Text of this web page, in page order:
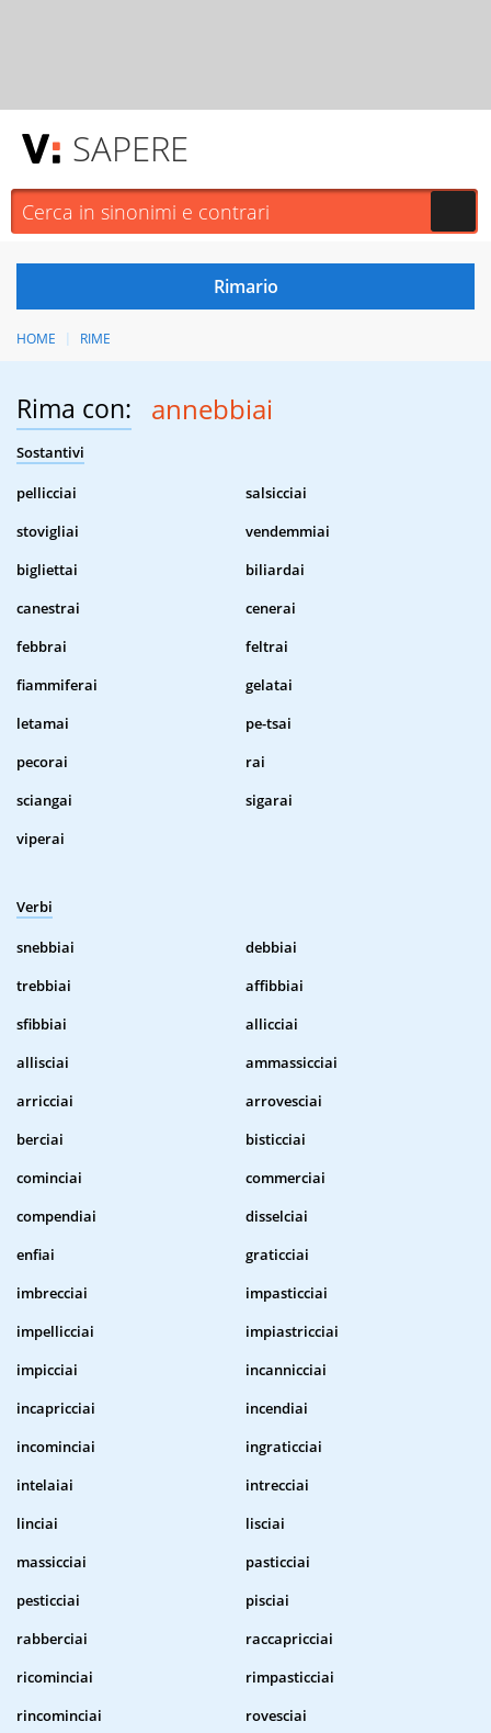
SAPERE
HOME RIME
Rima con: annebbiai
Sostantivi
pellicciai
salsicciai
stovigliai
vendemmiai
bigliettai
biliardai
canestrai
cenerai
febbrai
feltrai
fiammiferai
gelatai
letamai
pe-tsai
pecorai
rai
sciangai
sigarai
viperai
Verbi
snebbiai
debbiai
trebbiai
affibbiai
sfibbiai
allicciai
allisciai
ammassicciai
arricciai
arrovesciai
berciai
bisticciai
cominciai
commerciai
compendiai
disselciai
enfiai
graticciai
imbrecciai
impasticciai
impellicciai
impiastricciai
impicciai
incannicciai
incapricciai
incendiai
incominciai
ingraticciai
intelaiai
intrecciai
linciai
lisciai
massicciai
pasticciai
pesticciai
pisciai
rabberciai
raccapricciai
ricominciai
rimpasticciai
rincominciai
rovesciai